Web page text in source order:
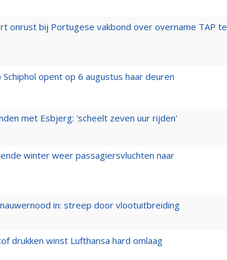
onrust bij Portugese vakbond over overname TAP te
opent op 6 augustus haar deuren
met Esbjerg: 'scheelt zeven uur rijden'
winter weer passagiersvluchten naar
in: streep door vlootuitbreiding
drukken winst Lufthansa hard omlaag